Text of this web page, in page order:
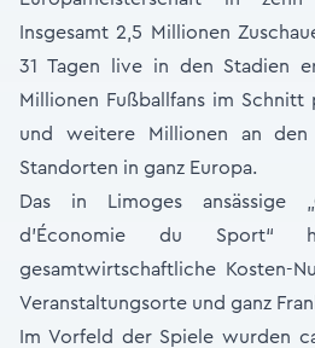
Insgesamt 2,5 Millionen
31 Tagen live in den Stadien
Millionen Fußballfans im Schnitt
und weitere Millionen an den
Standorten in ganz Europa.
Das in Limoges
d’Économie du Sport“
gesamtwirtschaftliche Kosten-
Veranstaltungsorte und ganz
Im Vorfeld der Spiele wurden